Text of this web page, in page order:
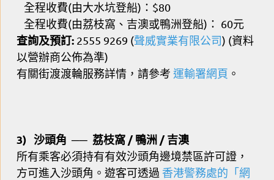
全程收費(由大水坑登船)：$80
全程收費(由荔枝窩、吉澳或鴨洲登船)： 60元
查詢及預訂: 2555 9269 (聲威實業有限公司) (資料
以營辦商公佈為準)
有關街渡渡輪服務詳情，請參考 運輸署網頁 。
3) 沙頭角 ── 荔枝窩 / 鴨洲 / 吉澳
所有乘客必須持有有效沙頭角邊境禁區許可證，
方可進入沙頭角。遊客可透過 香港警務處的「網